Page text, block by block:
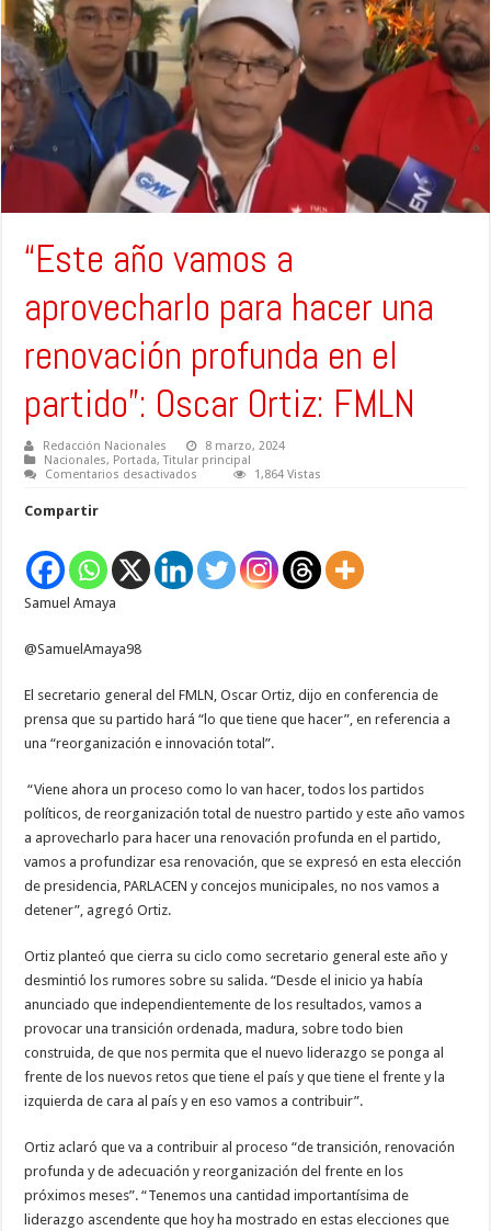
“Este año vamos a
aprovecharlo para hacer una
renovación profunda en el
partido”: Oscar Ortiz: FMLN
Redacción Nacionales
8 marzo, 2024
Nacionales, Portada,Titular principal
Comentarios desactivados
para
hacer
una
Ortiz:
FMLN
1,864 Vistas
Compartir
Samuel Amaya
@SamuelAmaya98
El secretario general del FMLN, Oscar Ortiz, dijo en conferencia de
prensa que su partido hará “lo que tiene que hacer”, en referencia a
una “reorganización e innovación total”.
“Viene ahora un proceso como lo van hacer, todos los partidos
políticos, de reorganización total de nuestro partido y este año vamos
a aprovecharlo para hacer una renovación profunda en el partido,
vamos a profundizar esa renovación, que se expresó en esta elección
de presidencia, PARLACEN y concejos municipales, no nos vamos a
detener”, agregó Ortiz.
Ortiz planteó que cierra su ciclo como secretario general este año y
desmintió los rumores sobre su salida. “Desde el inicio ya había
anunciado que independientemente de los resultados, vamos a
provocar una transición ordenada, madura, sobre todo bien
construida, de que nos permita que el nuevo liderazgo se ponga al
frente de los nuevos retos que tiene el país y que tiene el frente y la
izquierda de cara al país y en eso vamos a contribuir”.
Ortiz aclaró que va a contribuir al proceso “de transición, renovación
profunda y de adecuación y reorganización del frente en los
próximos meses”. “Tenemos una cantidad importantísima de
liderazgo ascendente que hoy ha mostrado en estas elecciones que